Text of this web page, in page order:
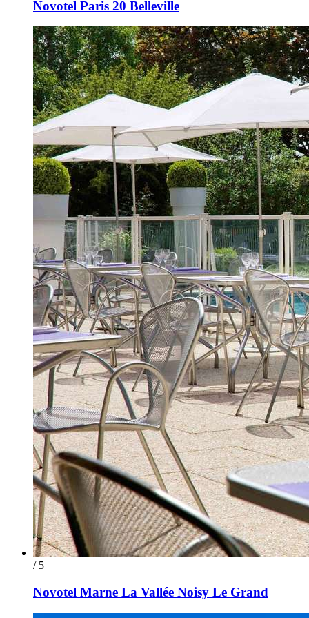
Novotel Paris 20 Belleville
/ 5
Novotel Marne La Vallée Noisy Le Grand